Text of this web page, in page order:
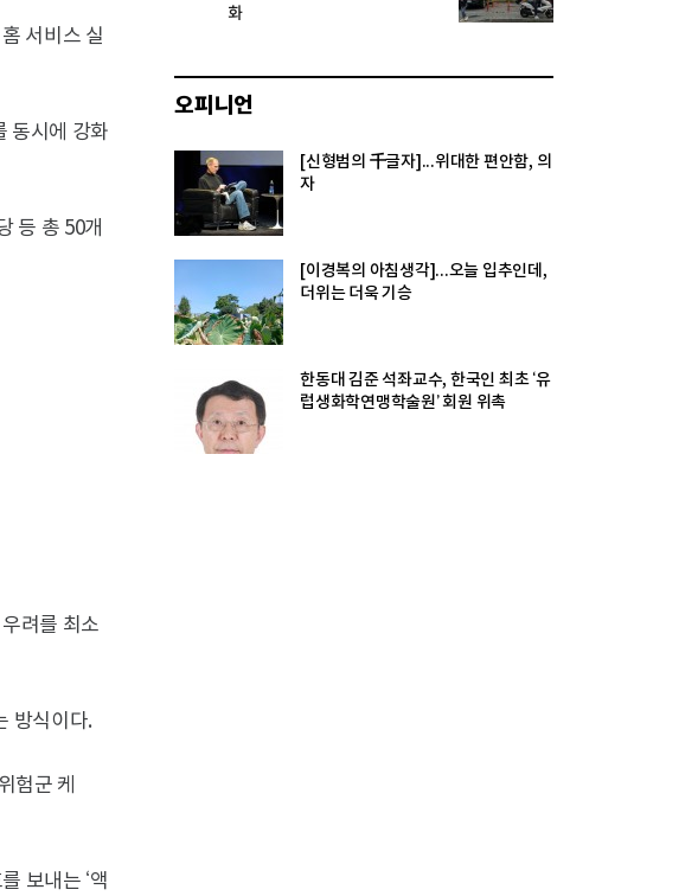
서비스 실
동시에 강화
등 총 50개
려를 최소
방식이다.
험군 케
보내는 ‘액
화
오피니언
[신형범의 千글자]...위대한 편안함, 의
자
[이경복의 아침생각]...오늘 입추인데,
더위는 더욱 기승
한동대 김준 석좌교수, 한국인 최초 ‘유
럽생화학연맹학술원’ 회원 위촉